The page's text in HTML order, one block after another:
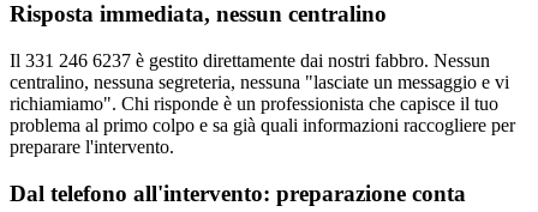
Risposta immediata, nessun centralino
Il 331 246 6237 è gestito direttamente dai nostri fabbro. Nessun
centralino, nessuna segreteria, nessuna "lasciate un messaggio e vi
richiamiamo". Chi risponde è un professionista che capisce il tuo
problema al primo colpo e sa già quali informazioni raccogliere per
preparare l'intervento.
Dal telefono all'intervento: preparazione conta